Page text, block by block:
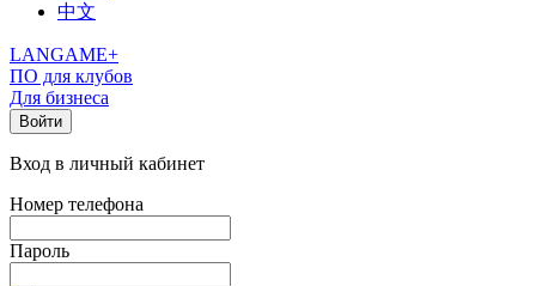
中文
LANGAME+
ПО для клубов
Для бизнеса
Войти
Вход в личный кабинет
Номер телефона
Пароль